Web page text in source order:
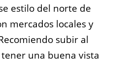
estilo del norte de
mercados locales y
subir al
una buena vista